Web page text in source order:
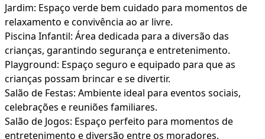
Jardim: Espaço verde bem cuidado para momentos de
relaxamento e convivência ao ar livre.
Piscina Infantil: Área dedicada para a diversão das
crianças, garantindo segurança e entretenimento.
Playground: Espaço seguro e equipado para que as
crianças possam brincar e se divertir.
Salão de Festas: Ambiente ideal para eventos sociais,
celebrações e reuniões familiares.
Salão de Jogos: Espaço perfeito para momentos de
entretenimento e diversão entre os moradores.